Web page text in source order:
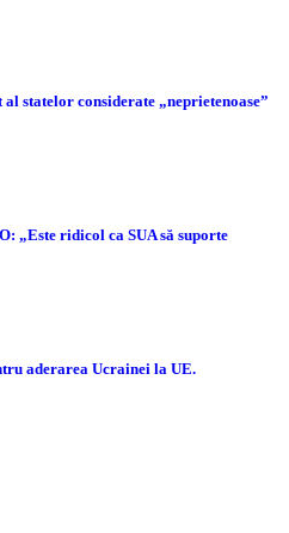
statelor considerate „neprietenoase”
„Este ridicol ca SUA să suporte
aderarea Ucrainei la UE.